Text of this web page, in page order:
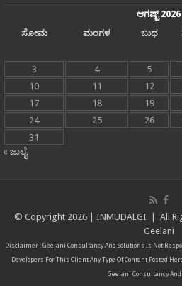
ಆಗಷ್ಟ್ 2026
ಸೋಮ
ಮಂಗಳ ಬುಧ
3
4 5
10
11 12
17
18 19
24
25 26
31
« ಜುಲೈ
© Copyright 2026 | INMUDALGI | All
Geelani
Disclaimer : Geelani Consultancy And Solutions Is Not
Developers For This Client Any Type Of Content Posted
Geelani Consultancy And